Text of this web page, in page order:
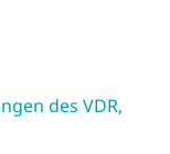
des VDR,